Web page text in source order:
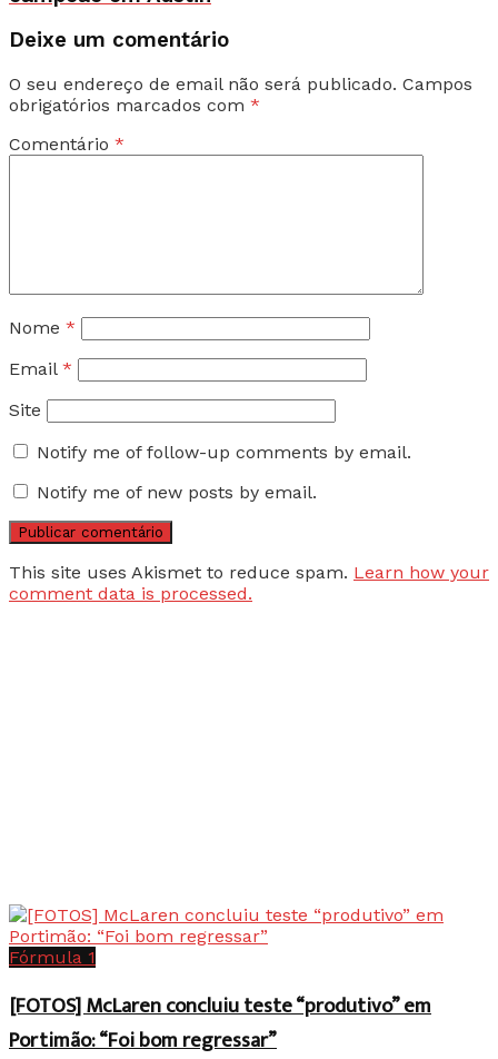
Deixe um comentário
O seu endereço de email não será publicado. Campos
obrigatórios marcados com *
Comentário *
Nome *
Email *
Site
Notify me of follow-up comments by email.
Notify me of new posts by email.
This site uses Akismet to reduce spam. Learn how your
comment data is processed.
Fórmula 1
[FOTOS] McLaren concluiu teste “produtivo” em
Portimão: “Foi bom regressar”